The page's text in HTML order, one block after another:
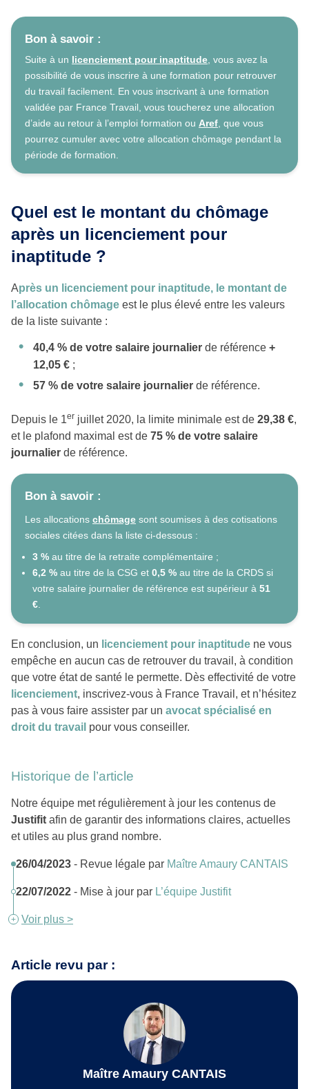
Bon à savoir :
Suite à un licenciement pour inaptitude , vous avez la
possibilité de vous inscrire à une formation pour retrouver
du travail facilement. En vous inscrivant à une formation
validée par France Travail, vous toucherez une allocation
d’aide au retour à l’emploi formation ou Aref , que vous
pourrez cumuler avec votre allocation chômage pendant la
période de formation.
Quel est le montant du chômage
après un licenciement pour
inaptitude ?
Après un licenciement pour inaptitude, le montant de
l’allocation chômage est le plus élevé entre les valeurs
de la liste suivante :
40,4 % de votre salaire journalier de référence +
12,05 € ;
57 % de votre salaire journalier de référence.
Depuis le 1er juillet 2020, la limite minimale est de 29,38 €,
et le plafond maximal est de 75 % de votre salaire
journalier de référence.
Bon à savoir :
Les allocations chômage sont soumises à des cotisations
sociales citées dans la liste ci-dessous :
3 % au titre de la retraite complémentaire ;
6,2 % au titre de la CSG et 0,5 % au titre de la CRDS si
votre salaire journalier de référence est supérieur à 51
€
En conclusion, un licenciement pour inaptitude ne vous
empêche en aucun cas de retrouver du travail, à condition
que votre état de santé le permette. Dès effectivité de votre
licenciement, inscrivez-vous à France Travail, et n’hésitez
pas à vous faire assister par un avocat spécialisé en
droit du travail pour vous conseiller.
Historique de l’article
Notre équipe met régulièrement à jour les contenus de
Justifit afin de garantir des informations claires, actuelles
et utiles au plus grand nombre.
26/04/2023 - Revue légale par Maître Amaury CANTAIS
22/07/2022 - Mise à jour par L’équipe Justifit
Voir plus >
Article revu par :
Maître Amaury CANTAIS